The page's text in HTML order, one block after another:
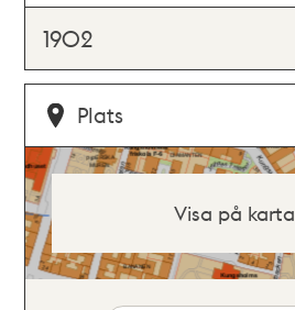
1902
Plats
Visa på karta